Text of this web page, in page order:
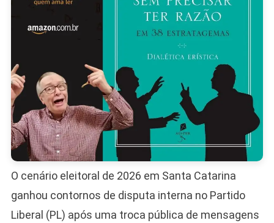
Catarinense
O cenário eleitoral de 2026 em Santa Catarina
ganhou contornos de disputa interna no Partido
Liberal (PL) após uma troca pública de mensagens